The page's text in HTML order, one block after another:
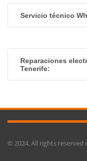
Servicio técnico
Reparaciones
Tenerife:
© 2024. All rights